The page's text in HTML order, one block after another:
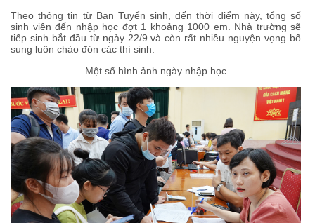
Theo thông tin từ Ban Tuyển sinh, đến thời điểm này, tổng số
sinh viên đến nhập học đợt 1 khoảng 1000 em. Nhà trường sẽ
tiếp sinh bắt đầu từ ngày 22/9 và còn rất nhiều nguyện vọng bổ
sung luôn chào đón các thí sinh.
Một số hình ảnh ngày nhập học